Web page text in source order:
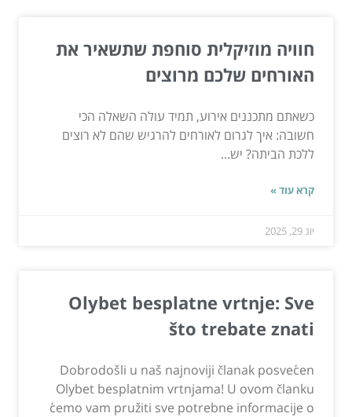
חוויה מוזיקלית סוחפת שתשאיר את
האורחים שלכם מרוצים
כשאתם מתכננים אירוע, תמיד עולה השאלה הכי
חשובה: איך לגרום לאורחים להרגיש שהם לא רוצים
ללכת הביתה? יש...
קרא עוד »
יונ 29, 2025
Olybet besplatne vrtnje: Sve
što trebate znati
Dobrodošli u naš najnoviji članak posvećen
Olybet besplatnim vrtnjama! U ovom članku
ćemo vam pružiti sve potrebne informacije o